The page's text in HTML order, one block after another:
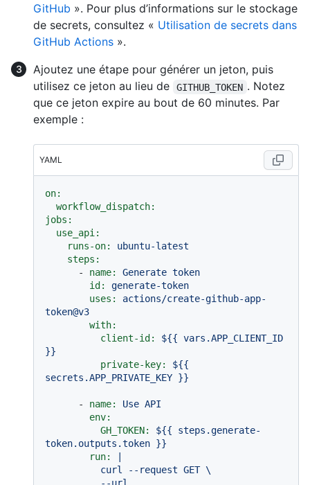
GitHub ». Pour plus d’informations sur le stockage
de secrets, consultez « Utilisation de secrets dans
GitHub Actions ».
Ajoutez une étape pour générer un jeton, puis
utilisez ce jeton au lieu de
GITHUB_TOKEN . Notez
que ce jeton expire au bout de 60 minutes. Par
exemple :
YAML
on:
workflow_dispatch:
jobs:
use_api:
runs-on:
ubuntu-latest
steps:
-
name: Generate token
id:
generate-token
uses:
actions/create-github-app-
token@v3
with:
client-id:
${{ vars.APP_CLIENT_ID
}}
private-key:
${{
secrets.APP_PRIVATE_KEY }}
- name: Use API
env:
GH_TOKEN:
${{
steps.generate-
token.outputs.token }}
run: